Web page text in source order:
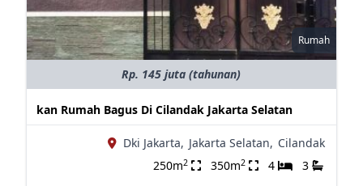
Rumah
Rp. 145 juta (tahunan)
kan Rumah Bagus Di Cilandak Jakarta Selatan
Dki Jakarta, Jakarta Selatan, Cilandak
250m2 350m2 4 3